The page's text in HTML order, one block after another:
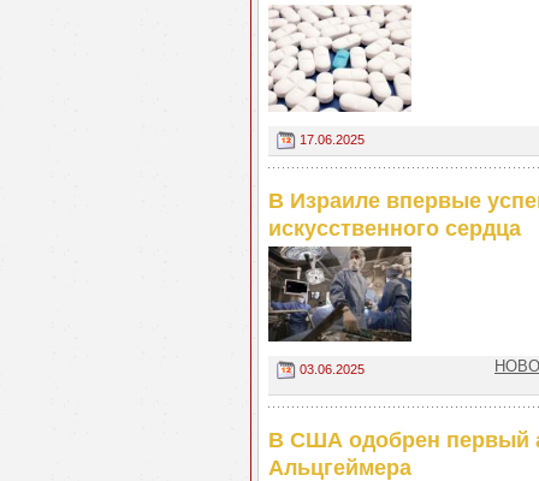
17.06.2025
В Израиле впервые
искусственного сердца
03.06.2025
В США одобрен первый
Альцгеймера